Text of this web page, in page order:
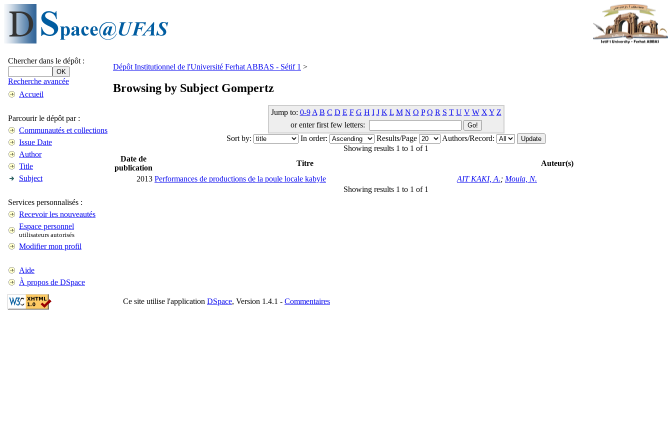
Chercher dans le dépôt :
Recherche avancée
Accueil
Parcourir le dépôt par :
Communautés et collections
Issue Date
Author
Title
Subject
Services personnalisés :
Recevoir les nouveautés
Espace personnel
utilisateurs autorisés
Modifier mon profil
Aide
À propos de DSpace
Dépôt Institutionnel de l'Université Ferhat ABBAS - Sétif 1 >
Browsing by Subject Gompertz
Jump to: 0-9 A B C D E F G H I J K L M N O P Q R S T U V W X Y Z
or enter first few letters:
Sort by:
In order: Results/Page
Authors/Record:
Showing results 1 to 1 of 1
Date de
publication
Titre
Auteur(s)
2013 Performances de productions de la poule locale kabyle AIT KAKI, A.; Moula, N.
Showing results 1 to 1 of 1
Ce site utilise l'application DSpace, Version 1.4.1 - Commentaires